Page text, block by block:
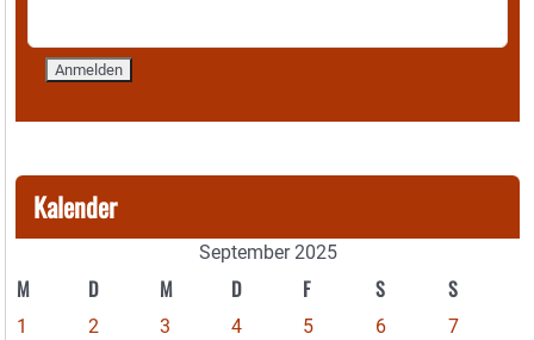
Kalender
September 2025
M D M D F S S
1 2 3 4 5 6
7